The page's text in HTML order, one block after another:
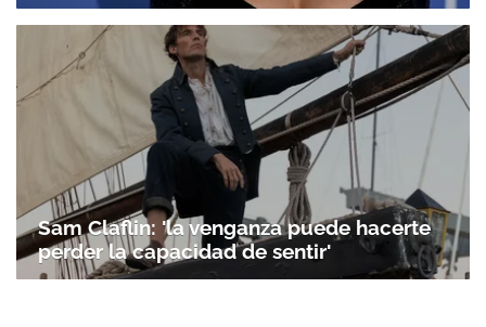
Sam Claflin: 'la venganza puede hacerte
perder la capacidad de sentir'